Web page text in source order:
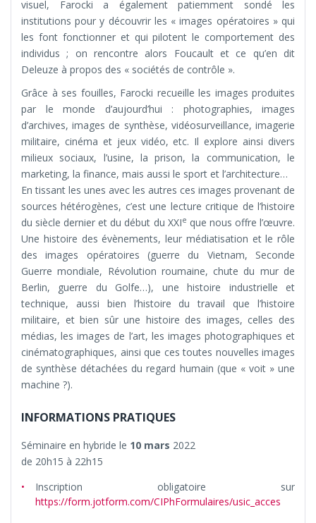
visuel, Farocki a également patiemment sondé les
institutions pour y découvrir les « images opératoires » qui
les font fonctionner et qui pilotent le comportement des
individus ; on rencontre alors Foucault et ce qu’en dit
Deleuze à propos des « sociétés de contrôle ».
Grâce à ses fouilles, Farocki recueille les images produites
par le monde d’aujourd’hui : photographies, images
d’archives, images de synthèse, vidéosurveillance, imagerie
militaire, cinéma et jeux vidéo, etc. Il explore ainsi divers
milieux sociaux, l’usine, la prison, la communication, le
marketing, la finance, mais aussi le sport et l’architecture…
En tissant les unes avec les autres ces images provenant de
sources hétérogènes, c’est une lecture critique de l’histoire
du siècle dernier et du début du XXIe que nous offre l’œuvre.
Une histoire des évènements, leur médiatisation et le rôle
des images opératoires (guerre du Vietnam, Seconde
Guerre mondiale, Révolution roumaine, chute du mur de
Berlin, guerre du Golfe…), une histoire industrielle et
technique, aussi bien l’histoire du travail que l’histoire
militaire, et bien sûr une histoire des images, celles des
médias, les images de l’art, les images photographiques et
cinématographiques, ainsi que ces toutes nouvelles images
de synthèse détachées du regard humain (que « voit » une
machine ?).
INFORMATIONS PRATIQUES
Séminaire en hybride le 10 mars 2022
de 20h15 à 22h15
Inscription obligatoire sur
https://form.jotform.com/CIPhFormulaires/usic_acces